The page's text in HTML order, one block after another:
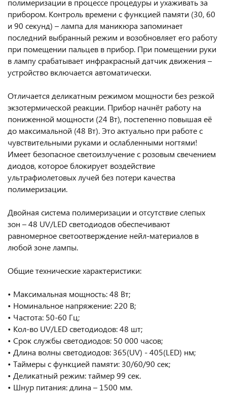
полимеризации в процессе процедуры и ухаживать за
прибором. Контроль времени с функцией памяти (30, 60
и 90 секунд) – лампа для маникюра запоминает
последний выбранный режим и возобновляет его работу
при помещении пальцев в прибор. При помещении руки
в лампу срабатывает инфракрасный датчик движения –
устройство включается автоматически.
Отличается деликатным режимом мощности без резкой
экзотермической реакции. Прибор начнёт работу на
пониженной мощности (24 Вт), постепенно повышая её
до максимальной (48 Вт). Это актуально при работе с
чувствительными руками и ослабленными ногтями!
Имеет безопасное светоизлучение с розовым свечением
диодов, которое блокирует воздействие
ультрафиолетовых лучей без потери качества
полимеризации.
Двойная система полимеризации и отсутствие слепых
зон – 48 UV/LED светодиодов обеспечивают
равномерное светоотверждение нейл-материалов в
любой зоне лампы.
Общие технические характеристики:
• Максимальная мощность: 48 Вт;
• Номинальное напряжение: 220 В;
• Частота: 50-60 Гц;
• Кол-во UV/LED светодиодов: 48 шт;
• Срок службы светодиодов: 50 000 часов;
• Длина волны светодиодов: 365(UV) - 405(LED) нм;
• Таймеры с функцией памяти: 30/60/90 сек;
• Деликатный режим: таймер 99 сек.
• Шнур питания: длина – 1500 мм.